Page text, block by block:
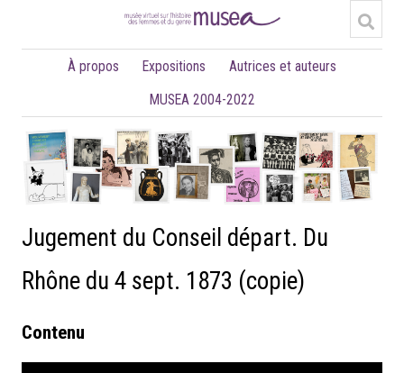
À propos Expositions
Autrices et auteurs
MUSEA 2004-2022
Jugement du Conseil départ. Du
Rhône du 4 sept. 1873 (copie)
Contenu